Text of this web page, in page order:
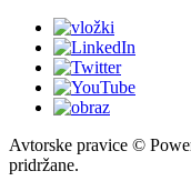
Avtorske pravice ©
pridržane.